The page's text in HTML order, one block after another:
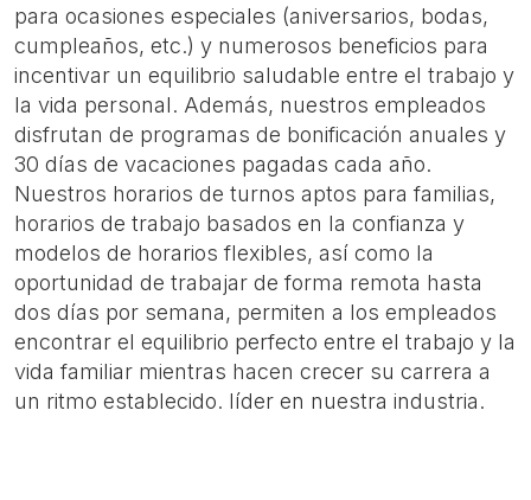
para ocasiones especiales (aniversarios, bodas,
cumpleaños, etc.) y numerosos beneficios para
incentivar un equilibrio saludable entre el trabajo y
la vida personal. Además, nuestros empleados
disfrutan de programas de bonificación anuales y
30 días de vacaciones pagadas cada año.
Nuestros horarios de turnos aptos para familias,
horarios de trabajo basados en la confianza y
modelos de horarios flexibles, así como la
oportunidad de trabajar de forma remota hasta
dos días por semana, permiten a los empleados
encontrar el equilibrio perfecto entre el trabajo y la
vida familiar mientras hacen crecer su carrera a
un ritmo establecido. líder en nuestra industria.